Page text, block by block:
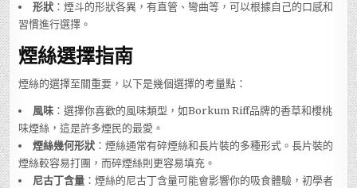
形狀 ：煙斗的形狀各異，有直管、彎曲等，可以根據自己的口感和
習慣進行選擇。
煙絲選擇指南
煙絲的選擇至關重要，以下是幾個選擇的考量點：
風味 ：選擇你喜歡的風味類型，如Borkum Riff品牌的香草和櫻桃
味煙絲，這是許多煙民的最愛。
煙絲幾何形狀 ：煙絲通常有碎煙絲和長片裝的多種形式。長片裝的
煙絲較容易打團，而碎煙絲則更容易填充。
尼古丁含量 ：煙絲的尼古丁含量可能會影響你的吸食體驗，初學者